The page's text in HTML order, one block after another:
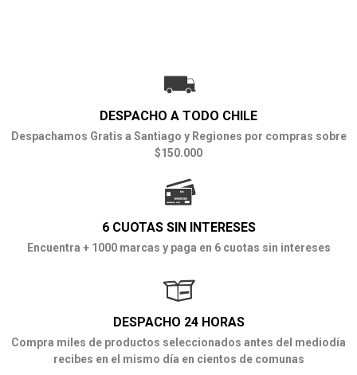
DESPACHO A TODO CHILE
Despachamos Gratis a Santiago y Regiones por compras sobre
$150.000
6 CUOTAS SIN INTERESES
Encuentra + 1000 marcas y paga en 6 cuotas sin intereses
DESPACHO 24 HORAS
Compra miles de productos seleccionados antes del mediodía
recibes en el mismo día en cientos de comunas